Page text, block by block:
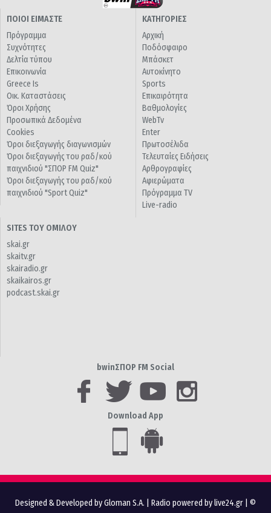
ΠΟΙΟΙ ΕΙΜΑΣΤΕ
Πρόγραμμα
Συχνότητες
Δελτία τύπου
Επικοινωνία
Greece Is
Οικ. Καταστάσεις
Όροι Χρήσης
Προσωπικά Δεδομένα
Cookies
Όροι διεξαγωγής διαγωνισμών
Όροι διεξαγωγής του ραδ/κού
παιχνιδιού "ΣΠΟΡ FM Quiz"
Όροι διεξαγωγής του ραδ/κού
παιχνιδιού "Sport Quiz"
ΚΑΤΗΓΟΡΙΕΣ
Αρχική
Ποδόσφαιρο
Μπάσκετ
Αυτοκίνητο
Sports
Επικαιρότητα
Βαθμολογίες
WebTv
Enter
Πρωτοσέλιδα
Τελευταίες Ειδήσεις
Αρθρογραφίες
Αφιερώματα
Πρόγραμμα TV
Live-radio
SITES ΤΟΥ ΟΜΙΛΟΥ
skai.gr
skaitv.gr
skairadio.gr
skaikairos.gr
podcast.skai.gr
bwinΣΠΟΡ FM Social
Download App
Designed & Developed by Gloman S.A. Radio powered by live24.gr | ©